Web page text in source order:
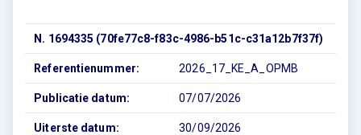
N. 1694335 (70fe77c8-f83c-4986-b51c-c31a12b7f37f)
Referentienummer: 2026_17_KE_A_OPMB
Publicatie datum: 07/07/2026
Uiterste datum: 30/09/2026